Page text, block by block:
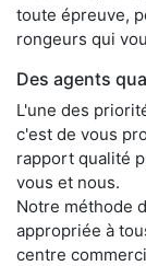
toute épreuve,
rongeurs qui
Des agents
L'une des
c'est de vous
rapport qualité
vous et nous.
Notre méthode
appropriée à
centre